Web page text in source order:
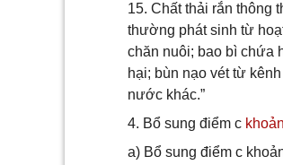
15. Chất thải rắn thông
thường phát sinh từ
chăn nuôi; bao bì chứa
hại; bùn nạo vét từ
nước khác.”
4. Bổ sung điểm c
a) Bổ sung điểm c